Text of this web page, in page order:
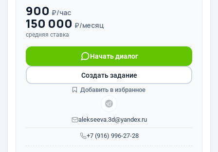
900 ₽/час
150 000 ₽/месяц
средняя ставка
+7 (916) 996-27-28
Начать диалог
alekseeva.3d@yandex.ru
Создать задание
Добавить в избранное